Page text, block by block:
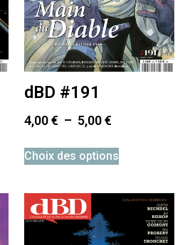
dBD #191
4,00€ – 5,00€
Choix des options